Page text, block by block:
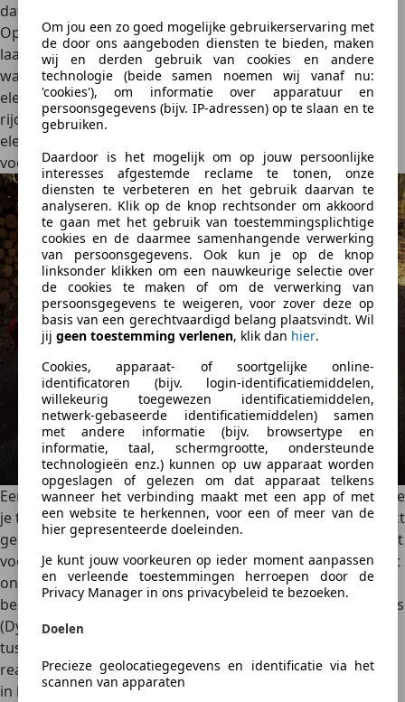
Om jou een zo goed mogelijke gebruikerservaring met
de door ons aangeboden diensten te bieden, maken
wij en derden gebruik van cookies en andere
technologie (beide samen noemen wij vanaf nu:
'cookies'), om informatie over apparatuur en
persoonsgegevens (bijv. IP-adressen) op te slaan en te
gebruiken.
Daardoor is het mogelijk om op jouw persoonlijke
interesses afgestemde reclame te tonen, onze
diensten te verbeteren en het gebruik daarvan te
analyseren. Klik op de knop rechtsonder om akkoord
te gaan met het gebruik van toestemmingsplichtige
cookies en de daarmee samenhangende verwerking
van persoonsgegevens. Ook kun je op de knop
linksonder klikken om een nauwkeurige selectie over
de cookies te maken of om de verwerking van
persoonsgegevens te weigeren, voor zover deze op
basis van een gerechtvaardigd belang plaatsvindt. Wil
jij geen toestemming verlenen, klik dan hier.
Cookies, apparaat- of soortgelijke online-
identificatoren (bijv. login-identificatiemiddelen,
willekeurig toegewezen identificatiemiddelen,
netwerk-gebaseerde identificatiemiddelen) samen
met andere informatie (bijv. browsertype en
informatie, taal, schermgrootte, ondersteunde
technologieën enz.) kunnen op uw apparaat worden
opgeslagen of gelezen om dat apparaat telkens
wanneer het verbinding maakt met een app of met
een website te herkennen, voor een of meer van de
hier gepresenteerde doeleinden.
Je kunt jouw voorkeuren op ieder moment aanpassen
en verleende toestemmingen herroepen door de
Privacy Manager in ons privacybeleid te bezoeken.
Doelen
Precieze geolocatiegegevens en identificatie via het
scannen van apparaten
dat merk je in de rijbeleving.
Opladen kan zowel thuis aan de wallbox als bij publieke
laadpalen. Dankzij de grotere batterij duurt volledig laden
wat langer dan bij eerdere generaties, maar het
elektrische bereik maakt dat ruimschoots goed. Voor veel
rijders kan de Terramarin de praktijk functioneren als
elektrische auto
voor lange ritten.
Een van de kernwaarden van Cupra is sportiviteit en dat zie
je terug in de rijervaring van de Terramar. Het model maakt
gebruik van het MQB Evo-platform, dat ook de basis vormt
voor andere modellen van de groep, maar Cupra heeft het
onderstel nadrukkelijk sportiever afgesteld. De Terramar
beschikt over eenmultilink achteras en adaptieve dempers
(Dynamic Chassis Control). Daarmee kan de auto variëren
tussen comfort en sportiviteit. In de sportieve modus
reageert het onderstel direct, met een strakke wegligging
in bochten en veel grip. De besturing is scherp en